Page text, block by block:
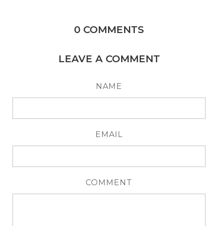
0 COMMENTS
LEAVE A COMMENT
NAME
EMAIL
COMMENT